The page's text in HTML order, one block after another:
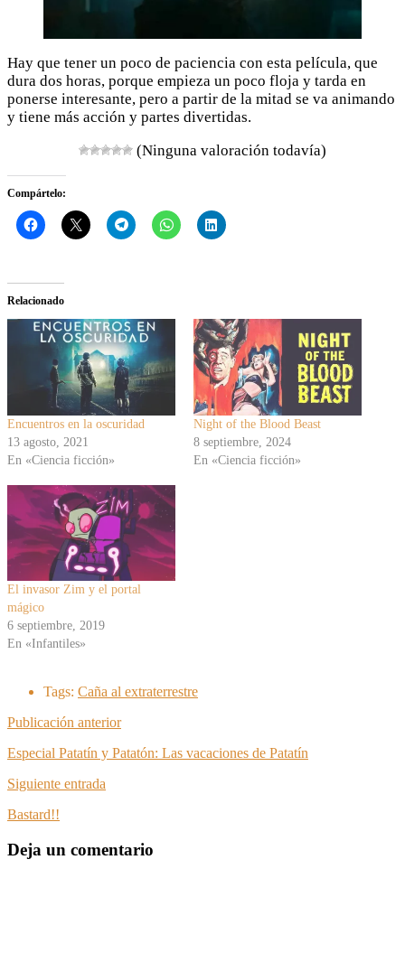
Hay que tener un poco de paciencia con esta película, que
dura dos horas, porque empieza un poco floja y tarda en
ponerse interesante, pero a partir de la mitad se va animando
y tiene más acción y partes divertidas.
(Ninguna valoración todavía)
Compártelo:
Relacionado
Encuentros en la oscuridad
13 agosto, 2021
En «Ciencia ficción»
Night of the Blood Beast
8 septiembre, 2024
En «Ciencia ficción»
El invasor Zim y el portal
mágico
6 septiembre, 2019
En «Infantiles»
Tags: Caña al extraterrestre
Publicación anterior
Especial Patatín y Patatón: Las vacaciones de Patatín
Siguiente entrada
Bastard!!
Deja un comentario